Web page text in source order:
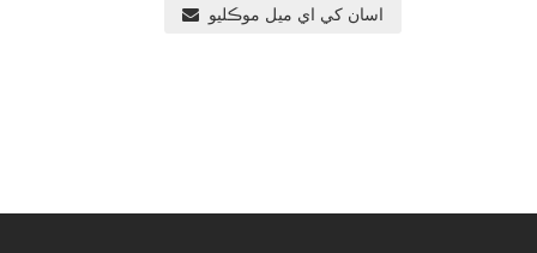
اسان کي اي ميل موڪليو